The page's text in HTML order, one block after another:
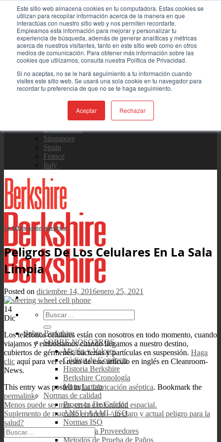
Este sitio web almacena cookies en tu computadora. Estas cookies se
utilizan para recopilar información acerca de la manera en que
interactúas con nuestro sitio web y nos permiten recordarte.
Empleamos esta información para mejorar y personalizar tu
experiencia de búsqueda, además de generar analíticas y métricas
acerca de nuestros visitantes, tanto en este sitio web como en otros
medios de comunicación. Para obtener más información sobre las
cookies que utilizamos, consulta nuestra Política de Privacidad.
Si no aceptas, no se le hará seguimiento a tu información cuando
visites este sitio web. Se usará una sola cookie en tu navegador para
recordar tu preferencia de que no se te haga seguimiento.
Aceptar Rechazar
Skip
content
Contáctenos
Equipo de Ventas
Global
US Site
Deutschland
Singapore
Spain
France
Italy
Buscar
por:
Sobre Berkshire
SOBRE NOSOTROS
Misión y Valores
Código de Conducta
Historia Berkshire
Berkshire Cronología
Manufactura
Normas de calidad
Procesos De Calidad
ANSI / AAMI / ISO
Normas ISO
Auditoría a Proveedores
Metodos de Prueba de Paños
La fabricación aséptica
Peligros De Los Celulares En La Sala
Limpia
Posted on diciembre 14, 2016enero 25, 2021
14
Dic
Los teléfonos celulares están con nosotros en todo momento, cuando
viajamos y embolsamos cuando llegamos a nuestro destino,
cubiertos de gérmenes, bacterias y partículas en suspensión. Haga
clic aquí para ver el resto de este artículo en inglés en Cleanroom-
News.
This entry was posted inLa fabricación aséptica. Bookmark the
permalink.
Menos puede ser más, en la exploración espacial.
Suplemento de marcado erróneo – un claro y actual peligro para la
salud?